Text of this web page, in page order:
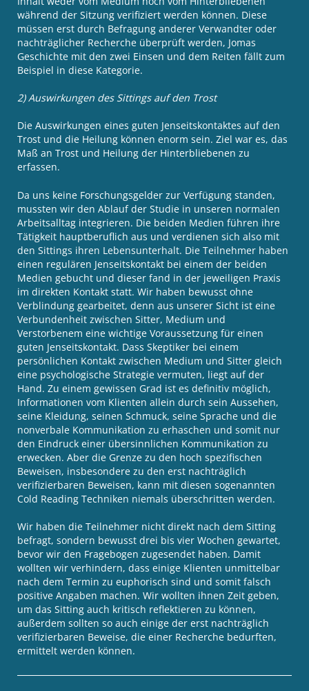
während der Sitzung verifiziert werden können. Diese
müssen erst durch Befragung anderer Verwandter oder
nachträglicher Recherche überprüft werden, Jomas
Geschichte mit den zwei Einsen und dem Reiten fällt zum
Beispiel in diese Kategorie.
2) Auswirkungen des Sittings auf den Trost
Die Auswirkungen eines guten Jenseitskontaktes auf den
Trost und die Heilung können enorm sein. Ziel war es, das
Maß an Trost und Heilung der Hinterbliebenen zu
erfassen.
Da uns keine Forschungsgelder zur Verfügung standen,
mussten wir den Ablauf der Studie in unseren normalen
Arbeitsalltag integrieren. Die beiden Medien führen ihre
Tätigkeit hauptberuflich aus und verdienen sich also mit
den Sittings ihren Lebensunterhalt. Die Teilnehmer haben
einen regulären Jenseitskontakt bei einem der beiden
Medien gebucht und dieser fand in der jeweiligen Praxis
im direkten Kontakt statt. Wir haben bewusst ohne
Verblindung gearbeitet, denn aus unserer Sicht ist eine
Verbundenheit zwischen Sitter, Medium und
Verstorbenem eine wichtige Voraussetzung für einen
guten Jenseitskontakt. Dass Skeptiker bei einem
persönlichen Kontakt zwischen Medium und Sitter gleich
eine psychologische Strategie vermuten, liegt auf der
Hand. Zu einem gewissen Grad ist es definitiv möglich,
Informationen vom Klienten allein durch sein Aussehen,
seine Kleidung, seinen Schmuck, seine Sprache und die
nonverbale Kommunikation zu erhaschen und somit nur
den Eindruck einer übersinnlichen Kommunikation zu
erwecken. Aber die Grenze zu den hoch spezifischen
Beweisen, insbesondere zu den erst nachträglich
verifizierbaren Beweisen, kann mit diesen sogenannten
Cold Reading Techniken niemals überschritten werden.
Wir haben die Teilnehmer nicht direkt nach dem Sitting
befragt, sondern bewusst drei bis vier Wochen gewartet,
bevor wir den Fragebogen zugesendet haben. Damit
wollten wir verhindern, dass einige Klienten unmittelbar
nach dem Termin zu euphorisch sind und somit falsch
positive Angaben machen. Wir wollten ihnen Zeit geben,
um das Sitting auch kritisch reflektieren zu können,
außerdem sollten so auch einige der erst nachträglich
verifizierbaren Beweise, die einer Recherche bedurften,
ermittelt werden können.